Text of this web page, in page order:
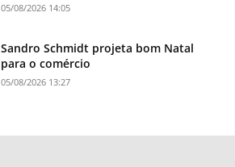
05/08/2026 14:05
Sandro Schmidt projeta bom Natal
para o comércio
05/08/2026 13:27